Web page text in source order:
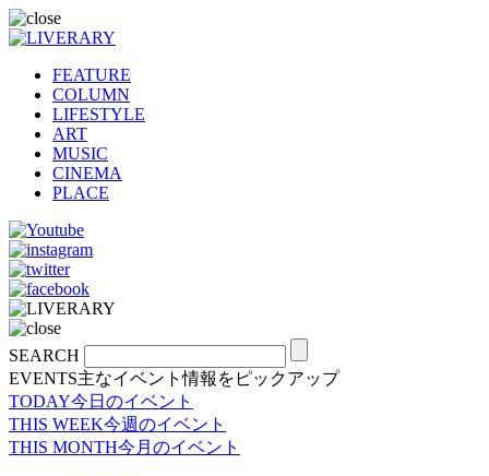
FEATURE
COLUMN
LIFESTYLE
ART
MUSIC
CINEMA
PLACE
SEARCH
EVENTS主なイベント情報をピックアップ
TODAY今日のイベント
THIS WEEK今週のイベント
THIS MONTH今月のイベント